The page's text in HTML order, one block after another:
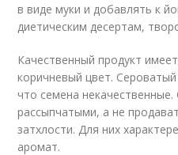
в виде муки и добавлять к
диетическим десертам,
Качественный продукт
коричневый цвет.
что семена
рассыпчатыми, а не
затхлости. Для них
аромат.